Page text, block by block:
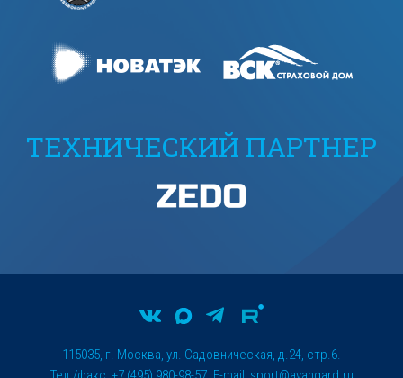
ТЕХНИЧЕСКИЙ ПАРТНЕР
115035, г. Москва, ул. Садовническая, д.24, стр.6.